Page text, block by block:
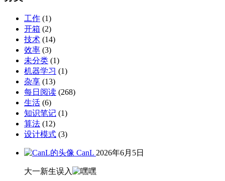
工作 (1)
开箱 (2)
技术 (14)
效率 (3)
未分类 (1)
机器学习 (1)
杂享 (13)
每日阅读 (268)
生活 (6)
知识笔记 (1)
算法 (12)
设计模式 (3)
CanL 2026年6月5日
大一新生误入